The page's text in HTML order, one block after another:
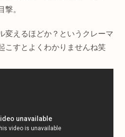
撃。
変えるほどか？というクレーマ
こすとよくわかりませんね笑